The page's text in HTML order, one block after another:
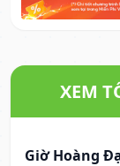
XEM
Giờ Hoàng